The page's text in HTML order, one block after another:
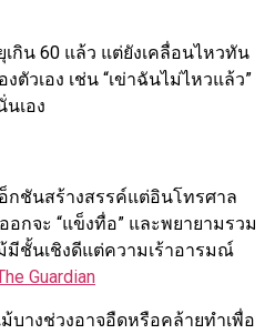
เกิน 60 แล้ว แต่ยังเคลื่อนไหวทัน
ตัวเอง เช่น “เข่าฉันไม่ไหวแล้ว”
เอง
กชันสร้างสรรค์แต่อินโทรศาล
อกจะ “แข็งทื่อ” และพยายามรวม
ชั้นเชิงดีแต่ความเร้าอารมณ์
Guardian
บางช่วงอาจอืดหรือคล้ายทำเพื่อ